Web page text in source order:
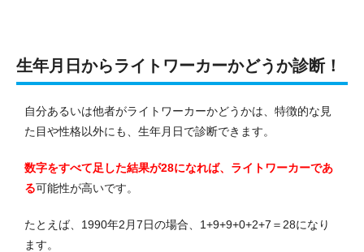
生年月日からライトワーカーかどうか診断！
自分あるいは他者がライトワーカーかどうかは、特徴的な見
た目や性格以外にも、生年月日で診断できます。
数字をすべて足した結果が28になれば、ライトワーカーであ
る可能性が高いです。
たとえば、1990年2月7日の場合、1+9+9+0+2+7＝28になり
ます。